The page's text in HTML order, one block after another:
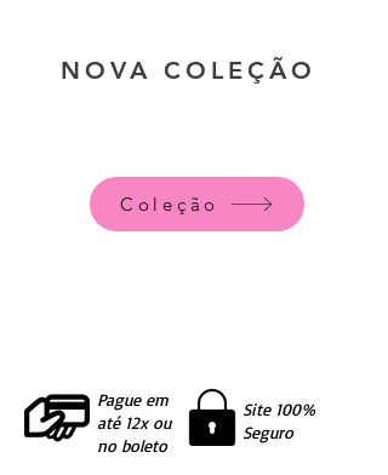
NOVA COLEÇÃO
Coleção
Pague em
até 12x ou
no boleto
Site 100%
Seguro